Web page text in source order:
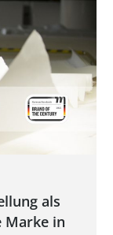
als
Marke in